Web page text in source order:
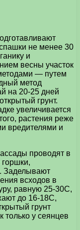
не менее 30
и
весны участок
— путем
метод
на 20-25 дней
грунт.
увеличивается
растения реже
вредителями и
проводят в
Заделывают
всходов в
равную 25-30С,
до 16-18С,
грунт
только у сеянцев